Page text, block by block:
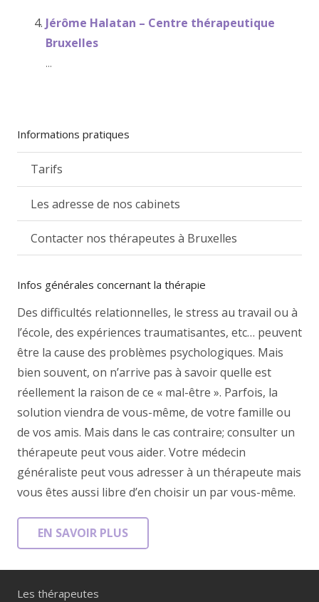
Jérôme Halatan – Centre thérapeutique
Bruxelles
...
Informations pratiques
Tarifs
Les adresse de nos cabinets
Contacter nos thérapeutes à Bruxelles
Infos générales concernant la thérapie
Des difficultés relationnelles, le stress au travail ou à
l’école, des expériences traumatisantes, etc… peuvent
être la cause des problèmes psychologiques. Mais
bien souvent, on n’arrive pas à savoir quelle est
réellement la raison de ce « mal-être ». Parfois, la
solution viendra de vous-même, de votre famille ou
de vos amis. Mais dans le cas contraire; consulter un
thérapeute peut vous aider. Votre médecin
généraliste peut vous adresser à un thérapeute mais
vous êtes aussi libre d’en choisir un par vous-même.
EN SAVOIR PLUS
Les thérapeutes